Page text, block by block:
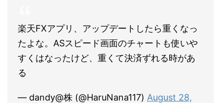
楽天FXアプリ、アップデートしたら重くなっ
たよな。ASスピード画面のチャートも使いや
すくはなったけど、重くて決済ずれる時があ
る
— dandy@株 (@HaruNana117) August 28,